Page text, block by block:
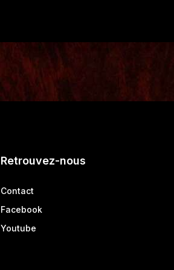
Retrouvez-nous
Contact
Facebook
Youtube